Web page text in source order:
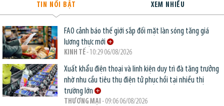
TIN NỔI BẬT XEM NHIỀU
FAO cảnh báo thế giới sắp đối mặt làn sóng tăng giá
lương thực mới
KINH TẾ- 10:29 06/08/2026
Xuất khẩu điện thoại và linh kiện duy trì đà tăng trưởng
nhờ nhu cầu tiêu thụ điện tử phục hồi tại nhiều thị
trường lớn
THƯƠNG MẠI - 09:06 06/08/2026